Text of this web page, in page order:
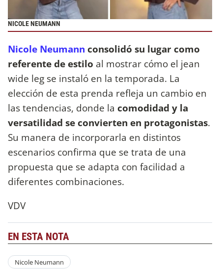
NICOLE NEUMANN
Nicole Neumann consolidó su lugar como
referente de estilo al mostrar cómo el jean
wide leg se instaló en la temporada. La
elección de esta prenda refleja un cambio en
las tendencias, donde la comodidad y la
versatilidad se convierten en protagonistas.
Su manera de incorporarla en distintos
escenarios confirma que se trata de una
propuesta que se adapta con facilidad a
diferentes combinaciones.
VDV
EN ESTA NOTA
Nicole Neumann